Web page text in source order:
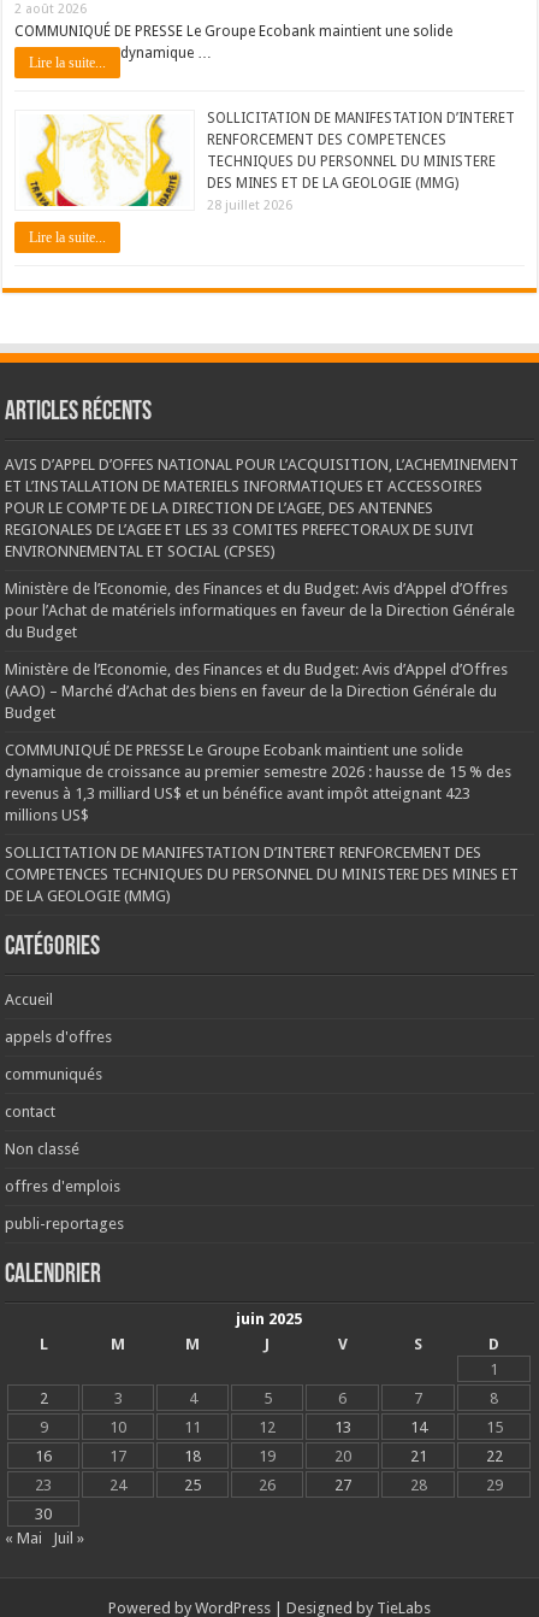
2 août 2026
COMMUNIQUÉ DE PRESSE Le Groupe Ecobank maintient une solide
dynamique …
Lire la suite...
SOLLICITATION DE MANIFESTATION D’INTERET
RENFORCEMENT DES COMPETENCES
TECHNIQUES DU PERSONNEL DU MINISTERE
DES MINES ET DE LA GEOLOGIE (MMG)
28 juillet 2026
Lire la suite...
Articles récents
AVIS D’APPEL D’OFFES NATIONAL POUR L’ACQUISITION, L’ACHEMINEMENT
ET L’INSTALLATION DE MATERIELS INFORMATIQUES ET ACCESSOIRES
POUR LE COMPTE DE LA DIRECTION DE L’AGEE, DES ANTENNES
REGIONALES DE L’AGEE ET LES 33 COMITES PREFECTORAUX DE SUIVI
ENVIRONNEMENTAL ET SOCIAL (CPSES)
Ministère de l’Economie, des Finances et du Budget: Avis d’Appel d’Offres
pour l’Achat de matériels informatiques en faveur de la Direction Générale
du Budget
Ministère de l’Economie, des Finances et du Budget: Avis d’Appel d’Offres
(AAO) – Marché d’Achat des biens en faveur de la Direction Générale du
Budget
COMMUNIQUÉ DE PRESSE Le Groupe Ecobank maintient une solide
dynamique de croissance au premier semestre 2026 : hausse de 15 % des
revenus à 1,3 milliard US$ et un bénéfice avant impôt atteignant 423
millions US$
SOLLICITATION DE MANIFESTATION D’INTERET RENFORCEMENT DES
COMPETENCES TECHNIQUES DU PERSONNEL DU MINISTERE DES MINES ET
DE LA GEOLOGIE (MMG)
Catégories
Accueil
appels d'offres
communiqués
contact
Non classé
offres d'emplois
publi-reportages
Calendrier
juin 2025
L
M M J V S
D
1
2
3 4 5 6 7
8
9
10 11 12 13 14
15
16
17 18 19 20 21
22
23
24 25 26 27 28
29
30
« Mai
Juil »
Powered by WordPress | Designed by TieLabs